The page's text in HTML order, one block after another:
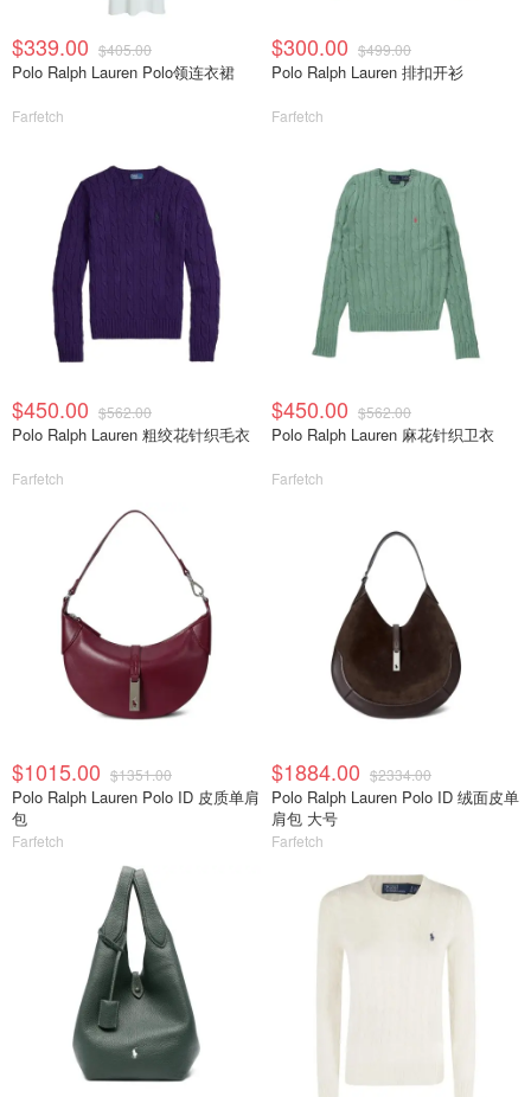
$339.00 $405.00
Polo Ralph Lauren Polo领连衣裙
Farfetch
$300.00 $499.00
Polo Ralph Lauren 排扣开衫
Farfetch
$450.00 $562.00
Polo Ralph Lauren 粗绞花针织毛衣
Farfetch
$450.00 $562.00
Polo Ralph Lauren 麻花针织卫衣
Farfetch
$1015.00 $1351.00
Polo Ralph Lauren Polo ID 皮质单肩
包
Farfetch
$1884.00 $2334.00
Polo Ralph Lauren Polo ID 绒面皮单
肩包 大号
Farfetch